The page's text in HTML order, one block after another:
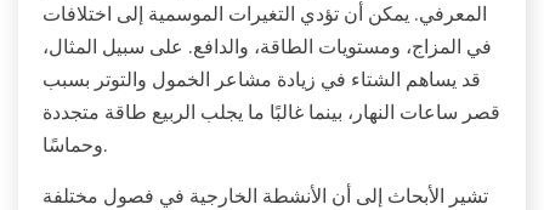
المعرفي. يمكن أن تؤدي التغيرات الموسمية إلى اختلافات
في المزاج، ومستويات الطاقة، والدافع. على سبيل المثال،
قد يساهم الشتاء في زيادة مشاعر الخمول والتوتر بسبب
قصر ساعات النهار، بينما غالبًا ما يجلب الربيع طاقة متجددة
وحماسًا.
تشير الأبحاث إلى أن الأنشطة الخارجية في فصول مختلفة